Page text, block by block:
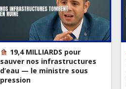
19,4 MILLIARDS pour
sauver nos infrastructures
d’eau — le ministre sous
pression